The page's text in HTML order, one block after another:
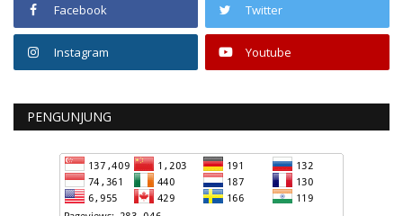
Facebook Twitter
Instagram Youtube
PENGUNJUNG